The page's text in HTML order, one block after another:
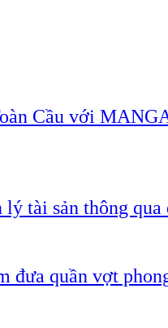
Cầu với
tài sản thông
đưa quần vợt